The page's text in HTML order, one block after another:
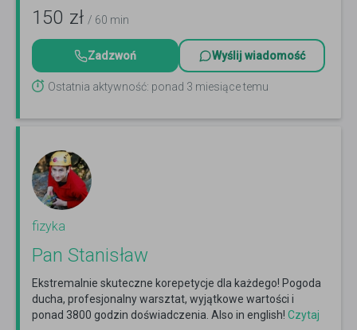
150 zł / 60 min
Zadzwoń Wyślij wiadomość
Ostatnia aktywność: ponad 3 miesiące temu
fizyka
Pan Stanisław
Ekstremalnie skuteczne korepetycje dla każdego! Pogoda
ducha, profesjonalny warsztat, wyjątkowe wartości i
ponad 3800 godzin doświadczenia. Also in english! Czytaj